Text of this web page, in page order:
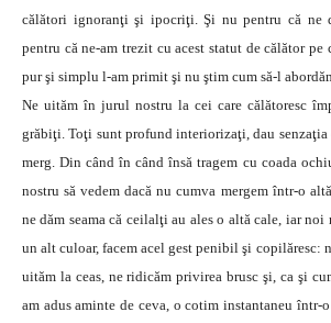
călători ignoranţi şi ipocriţi. Şi nu pentru că ne
pentru că ne-am trezit cu acest statut de călător pe
pur şi simplu l-am primit şi nu ştim cum să-l
Ne uităm în jurul nostru la cei care călătoresc
grăbiţi. Toţi sunt profund interiorizaţi, dau senzaţia
merg. Din când în când însă tragem cu coada
nostru să vedem dacă nu cumva mergem într-o
ne dăm seama că ceilalţi au ales o altă cale, iar
un alt culoar, facem acel gest penibil şi copilăresc:
uităm la ceas, ne ridicăm privirea brusc şi, ca şi
am adus aminte de ceva, o cotim instantaneu într-